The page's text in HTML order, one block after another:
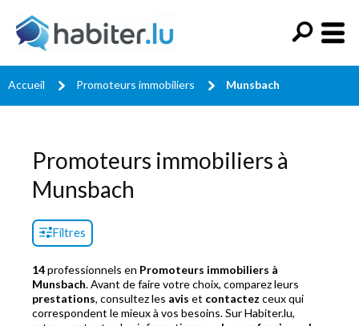
Accueil Promoteurs immobiliers Munsbach
Promoteurs immobiliers à
Munsbach
Filtres
14professionnels en Promoteurs immobiliers à
Munsbach. Avant de faire votre choix, comparez leurs
prestations, consultez les avis et contactez ceux qui
correspondent le mieux à vos besoins. Sur Habiter.lu,